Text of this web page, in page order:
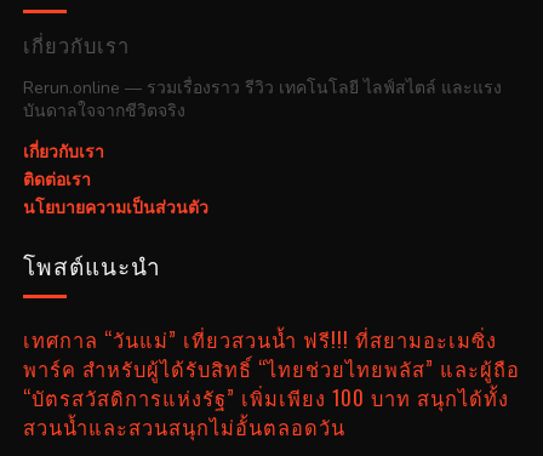
เกี่ยวกับเรา
Rerun.online — รวมเรื่องราว รีวิว เทคโนโลยี ไลฟ์สไตล์ และแรง
บันดาลใจจากชีวิตจริง
เกี่ยวกับเรา
ติดต่อเรา
นโยบายความเป็นส่วนตัว
โพสต์แนะนำ
เทศกาล “วันแม่” เที่ยวสวนน้ำ ฟรี!!! ที่สยามอะเมซิ่ง
พาร์ค สำหรับผู้ได้รับสิทธิ์ “ไทยช่วยไทยพลัส” และผู้ถือ
“บัตรสวัสดิการแห่งรัฐ” เพิ่มเพียง 100 บาท สนุกได้ทั้ง
สวนน้ำและสวนสนุกไม่อั้นตลอดวัน